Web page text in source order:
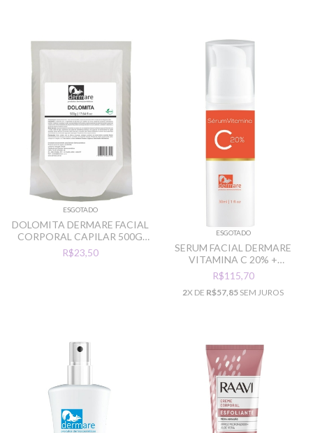
ESGOTADO
DOLOMITA DERMARE FACIAL
CORPORAL CAPILAR 500G
CLAREADOR
R$23,50
ESGOTADO
SERUM FACIAL DERMARE
VITAMINA C 20% +
VITAMINA E 30ML
R$115,70
2X DE R$57,85 SEM JUROS